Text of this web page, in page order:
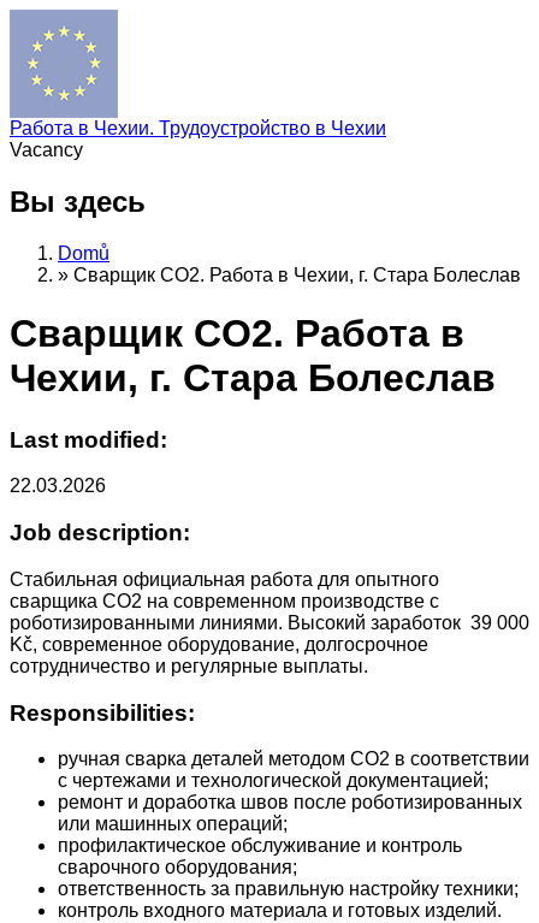
Работа в Чехии. Трудоустройство в Чехии
Vacancy
Вы здесь
Domů
» Сварщик CO2. Работа в Чехии, г. Стара Болеслав
Сварщик CO2. Работа в
Чехии, г. Стара Болеслав
Last modified:
22.03.2026
Job description:
Стабильная официальная работа для опытного
сварщика CO2 на современном производстве с
роботизированными линиями. Высокий заработок 39 000
Kč, современное оборудование, долгосрочное
сотрудничество и регулярные выплаты.
Responsibilities:
ручная сварка деталей методом CO2 в соответствии
с чертежами и технологической документацией;
ремонт и доработка швов после роботизированных
или машинных операций;
профилактическое обслуживание и контроль
сварочного оборудования;
ответственность за правильную настройку техники;
контроль входного материала и готовых изделий.